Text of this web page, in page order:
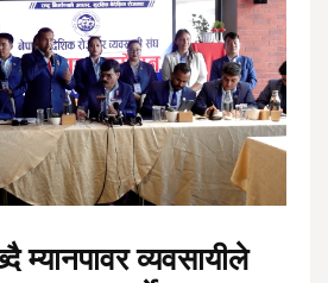
म्यानपावर व्यवसायीले